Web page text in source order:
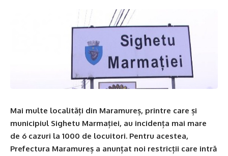
Mai multe localități din Maramureș, printre care și
municipiul Sighetu Marmației, au incidența mai mare
de 6 cazuri la 1000 de locuitori. Pentru acestea,
Prefectura Maramureș a anunțat noi restricții care intră